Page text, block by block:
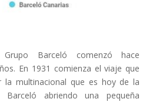
Barceló comenzó hace
En 1931 comienza el viaje que
la multinacional que es hoy de la
abriendo una pequeña